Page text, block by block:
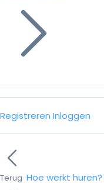
Registreren Inloggen
Terug Hoe werkt huren?